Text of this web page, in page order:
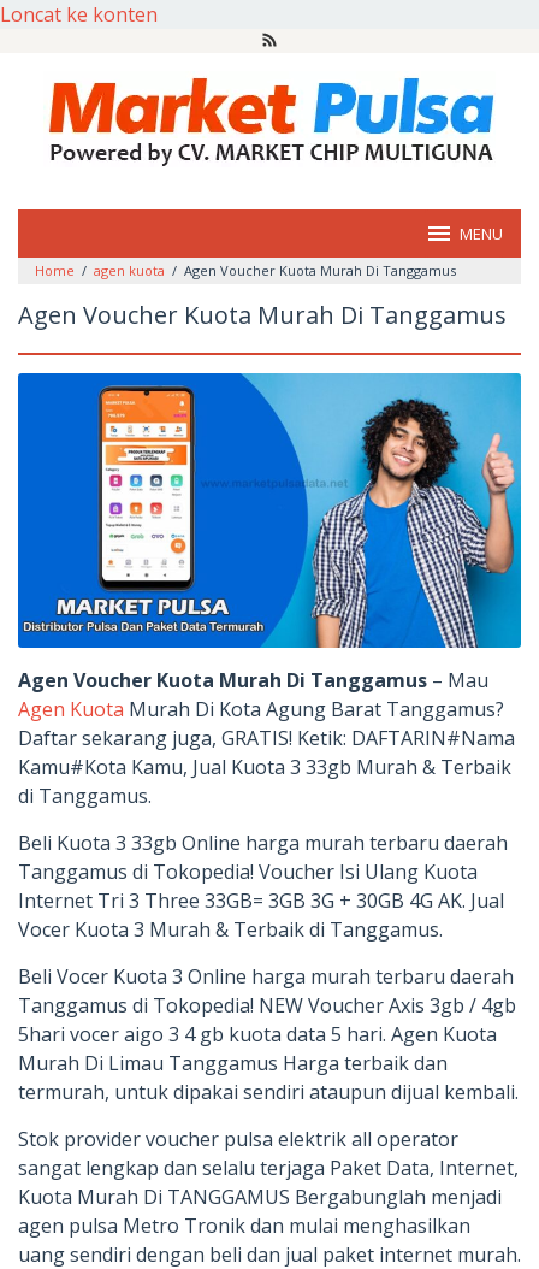
Loncat ke konten
MENU
Home / agen kuota / Agen Voucher Kuota Murah Di Tanggamus
Agen Voucher Kuota Murah Di Tanggamus
Agen Voucher Kuota Murah Di Tanggamus – Mau
Agen Kuota Murah Di Kota Agung Barat Tanggamus?
Daftar sekarang juga, GRATIS! Ketik: DAFTARIN#Nama
Kamu#Kota Kamu, Jual Kuota 3 33gb Murah & Terbaik
di Tanggamus.
Beli Kuota 3 33gb Online harga murah terbaru daerah
Tanggamus di Tokopedia! Voucher Isi Ulang Kuota
Internet Tri 3 Three 33GB= 3GB 3G + 30GB 4G AK. Jual
Vocer Kuota 3 Murah & Terbaik di Tanggamus.
Beli Vocer Kuota 3 Online harga murah terbaru daerah
Tanggamus di Tokopedia! NEW Voucher Axis 3gb / 4gb
5hari vocer aigo 3 4 gb kuota data 5 hari. Agen Kuota
Murah Di Limau Tanggamus Harga terbaik dan
termurah, untuk dipakai sendiri ataupun dijual kembali.
Stok provider voucher pulsa elektrik all operator
sangat lengkap dan selalu terjaga Paket Data, Internet,
Kuota Murah Di TANGGAMUS Bergabunglah menjadi
agen pulsa Metro Tronik dan mulai menghasilkan
uang sendiri dengan beli dan jual paket internet murah.